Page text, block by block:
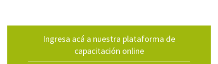
Ingresa acá a nuestra plataforma de
capacitación online